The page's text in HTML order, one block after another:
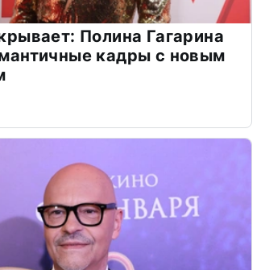
Полина Гагарина
кадры с новым